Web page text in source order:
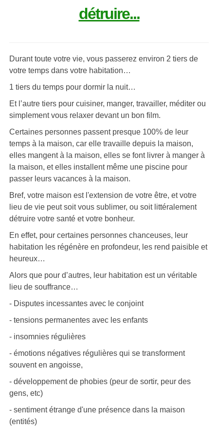
détruire...
Durant toute votre vie, vous passerez environ 2 tiers de
votre temps dans votre habitation…
1 tiers du temps pour dormir la nuit…
Et l’autre tiers pour cuisiner, manger, travailler, méditer ou
simplement vous relaxer devant un bon film.
Certaines personnes passent presque 100% de leur
temps à la maison, car elle travaille depuis la maison,
elles mangent à la maison, elles se font livrer à manger à
la maison, et elles installent même une piscine pour
passer leurs vacances à la maison.
Bref, votre maison est l'extension de votre être, et votre
lieu de vie peut soit vous sublimer, ou soit littéralement
détruire votre santé et votre bonheur.
En effet, pour certaines personnes chanceuses, leur
habitation les régénère en profondeur, les rend paisible et
heureux…
Alors que pour d’autres, leur habitation est un véritable
lieu de souffrance…
- Disputes incessantes avec le conjoint
- tensions permanentes avec les enfants
- insomnies régulières
- émotions négatives régulières qui se transforment
souvent en angoisse,
- développement de phobies (peur de sortir, peur des
gens, etc)
- sentiment étrange d'une présence dans la maison
(entités)